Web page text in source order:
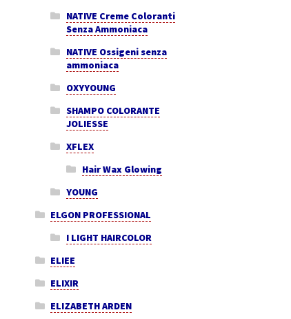
NATIVE Creme Coloranti
Senza Ammoniaca
NATIVE Ossigeni senza
ammoniaca
OXYYOUNG
SHAMPO COLORANTE
JOLIESSE
XFLEX
Hair Wax Glowing
YOUNG
ELGON PROFESSIONAL
I LIGHT HAIRCOLOR
ELIEE
ELIXIR
ELIZABETH ARDEN